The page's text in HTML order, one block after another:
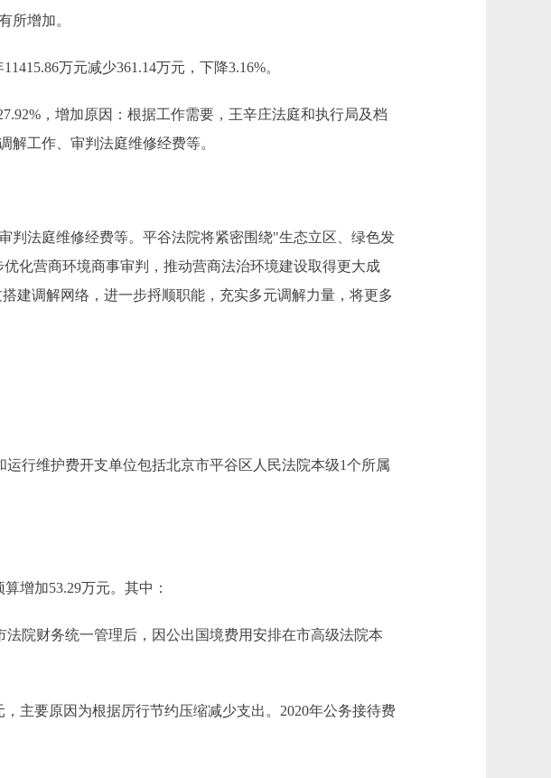
所增加。
万元减少361.14万元，下降3.16%。
，增加原因：根据工作需要，王辛庄法庭和执行局及档
工作、审判法庭维修经费等。
法庭维修经费等。平谷法院将紧密围绕"生态立区、绿色发
化营商环境商事审判，推动营商法治环境建设取得更大成
建调解网络，进一步捋顺职能，充实多元调解力量，将更多
行维护费开支单位包括北京市平谷区人民法院本级1个所属
增加53.29万元。其中：
院财务统一管理后，因公出国境费用安排在市高级法院本
主要原因为根据厉行节约压缩减少支出。2020年公务接待费